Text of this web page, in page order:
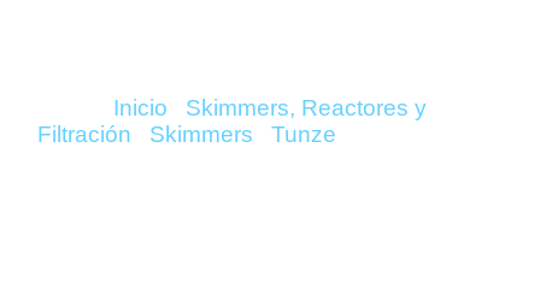
Inicio
Skimmers, Reactores y
Filtración
Skimmers Tunze